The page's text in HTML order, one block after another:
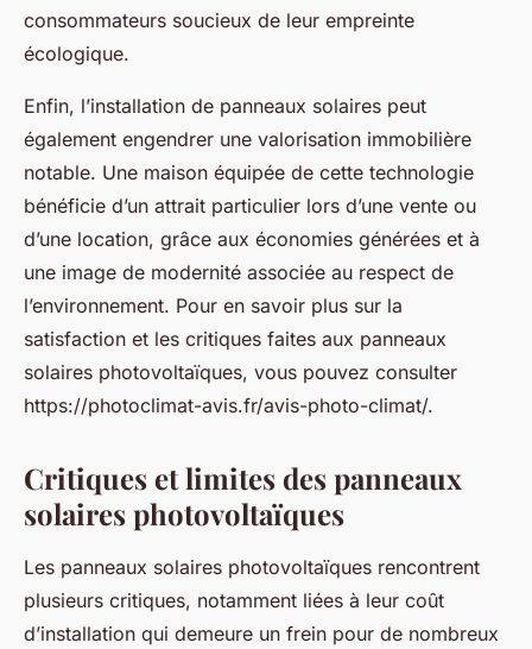
consommateurs soucieux de leur empreinte
écologique.
Enfin, l’installation de panneaux solaires peut
également engendrer une valorisation immobilière
notable. Une maison équipée de cette technologie
bénéficie d’un attrait particulier lors d’une vente ou
d’une location, grâce aux économies générées et à
une image de modernité associée au respect de
l’environnement. Pour en savoir plus sur la
satisfaction et les critiques faites aux panneaux
solaires photovoltaïques, vous pouvez consulter
https://photoclimat-avis.fr/avis-photo-climat/.
Critiques et limites des panneaux
solaires photovoltaïques
Les panneaux solaires photovoltaïques rencontrent
plusieurs critiques, notamment liées à leur coût
d’installation qui demeure un frein pour de nombreux